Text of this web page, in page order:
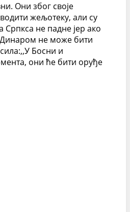
Они због своје
жељотеку, али су
не падне јер ако
Динаром не може бити
Босни и
они ће бити оруђе